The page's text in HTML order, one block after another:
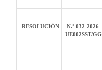
RESOLUCIÓN
N.° 032-2026-
UE002SST/GG